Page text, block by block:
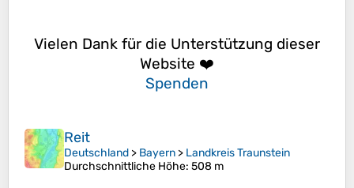
Vielen Dank für die Unterstützung dieser
Website ❤️
Spenden
Reit
Deutschland > Bayern > Landkreis Traunstein
Durchschnittliche Höhe: 508 m